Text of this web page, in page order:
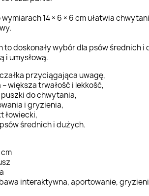
14 × 6 × 6 cm ułatwia
to doskonały wybór dla psów
i umysłową.
przyciągająca uwagę,
większa trwałość i lekkość,
do chwytania,
i gryzienia,
łowiecki,
średnich i dużych.
interaktywna, aportowanie,